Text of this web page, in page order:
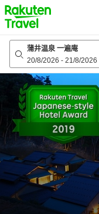
to
top
page
蒲井温泉 一遍庵
20/8/2026 - 21/8/2026